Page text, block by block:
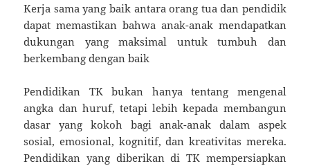
Kerja sama yang baik antara orang tua dan pendidik
dapat memastikan bahwa anak-anak mendapatkan
dukungan yang maksimal untuk tumbuh dan
berkembang dengan baik
Pendidikan TK bukan hanya tentang mengenal
angka dan huruf, tetapi lebih kepada membangun
dasar yang kokoh bagi anak-anak dalam aspek
sosial, emosional, kognitif, dan kreativitas mereka.
Pendidikan yang diberikan di TK mempersiapkan